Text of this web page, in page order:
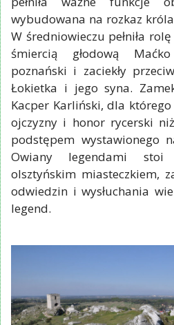
wybudowana na rozkaz
W średniowieczu pełniła
śmiercią głodową
poznański i zaciekły
Łokietka i jego syna.
Kacper Karliński, dla
ojczyzny i honor rycerski
podstępem wystawionego
Owiany legendami
olsztyńskim miasteczkiem,
odwiedzin i wysłuchania
legend.